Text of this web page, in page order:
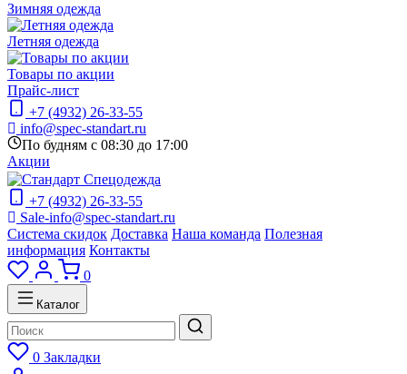
Зимняя одежда
Летняя одежда
Товары по акции
Прайс-лист
+7 (4932) 26-33-55
info@spec-standart.ru
По будням с 08:30 до 17:00
Акции
+7 (4932) 26-33-55
Sale-info@spec-standart.ru
Система скидок Доставка Наша команда Полезная
информация Контакты
0
Каталог
0 Закладки